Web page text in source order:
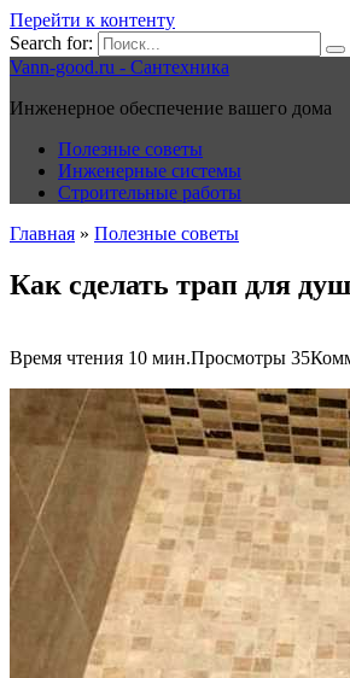
Перейти к контенту
Search for:
Vann-good.ru - Сантехника
Инженерное обеспечение вашего дома
Полезные советы
Инженерные системы
Строительные работы
Главная » Полезные советы
Как сделать трап для
Время чтения 10 мин.Просмотры 35